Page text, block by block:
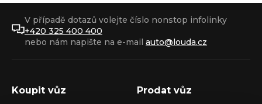
V případě dotazů volejte číslo nonstop infolinky
+420 325 400 400
nebo nám napište na e-mail auto@louda.cz
Koupit vůz Prodat vůz